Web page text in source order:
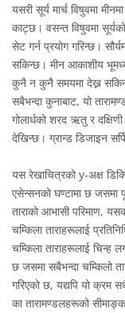
यसरी सूर्य मार्च विषुवमा
काट्छ। वसन्त विषुवमा
सेट गर्न प्रयोग गरिन्छ।
सकिन्छ। मीन आकाशीय
कुनै न कुनै समयमा देख्न
सबैभन्दा कुनाबाट, यो
गोलार्धको शरद ऋतु र
देखिन्छ। ग्रान्ड डिजाइन
यस रेखाचित्रको y-अक्ष
एसेन्सनको घण्टामा छ जसमा
ताराको आभासी परिमाण,
चम्किला ताराहरूलाई
चम्किला ताराहरूलाई चिन्ह
छ जसमा सबैभन्दा चम्किलो
गरिएको छ, यद्यपि यो क्रम
का तारामण्डलहरूको